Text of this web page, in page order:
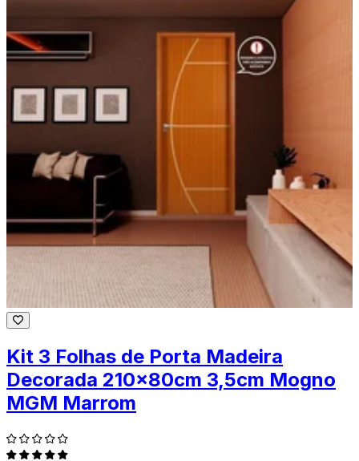
Kit 3 Folhas de Porta Madeira
Decorada 210x80cm 3,5cm Mogno
MGM Marrom